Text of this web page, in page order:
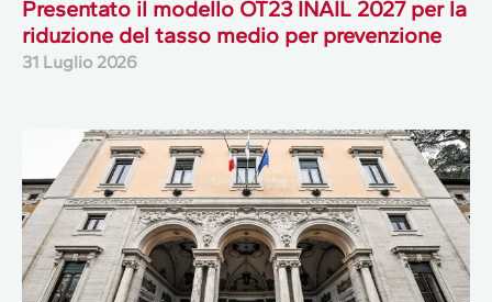
Presentato il modello OT23 INAIL 2027 per la
riduzione del tasso medio per prevenzione
31 Luglio 2026